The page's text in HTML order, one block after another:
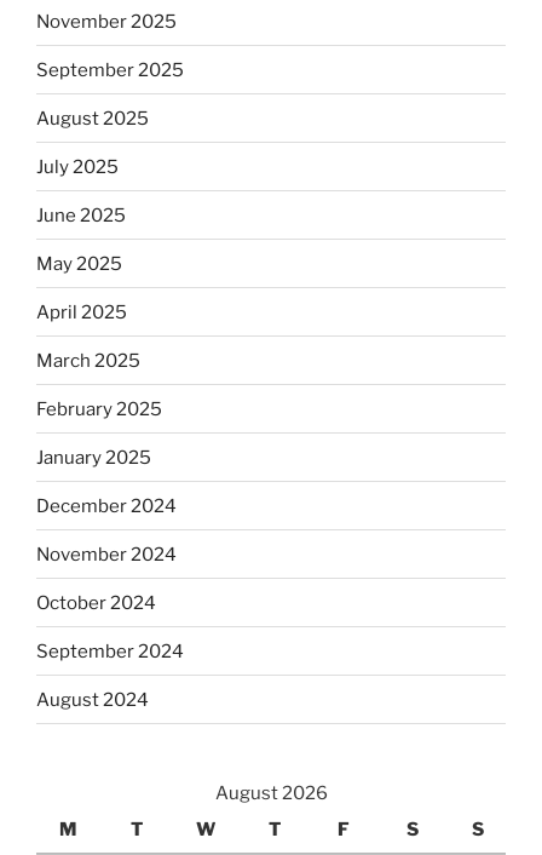
November 2025
September 2025
August 2025
July 2025
June 2025
May 2025
April 2025
March 2025
February 2025
January 2025
December 2024
November 2024
October 2024
September 2024
August 2024
August 2026
M
T W T F S S